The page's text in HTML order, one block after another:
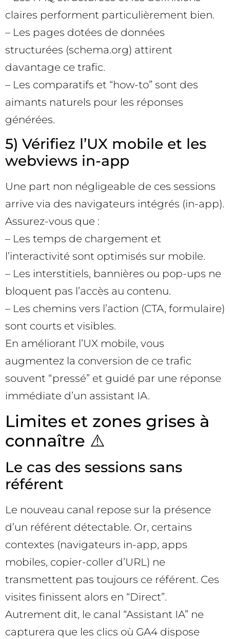
claires performent particulièrement bien.
– Les pages dotées de données
structurées (schema.org) attirent
davantage ce trafic.
– Les comparatifs et “how-to” sont des
aimants naturels pour les réponses
générées.
5) Vérifiez l’UX mobile et les
webviews in-app
Une part non négligeable de ces sessions
arrive via des navigateurs intégrés (in-app).
Assurez-vous que :
– Les temps de chargement et
l’interactivité sont optimisés sur mobile.
– Les interstitiels, bannières ou pop-ups ne
bloquent pas l’accès au contenu.
– Les chemins vers l’action (CTA, formulaire)
sont courts et visibles.
En améliorant l’UX mobile, vous
augmentez la conversion de ce trafic
souvent “pressé” et guidé par une réponse
immédiate d’un assistant IA.
Limites et zones grises à
connaître ⚠️
Le cas des sessions sans
référent
Le nouveau canal repose sur la présence
d’un référent détectable. Or, certains
contextes (navigateurs in-app, apps
mobiles, copier-coller d’URL) ne
transmettent pas toujours ce référent. Ces
visites finissent alors en “Direct”.
Autrement dit, le canal “Assistant IA” ne
capturera que les clics où GA4 dispose